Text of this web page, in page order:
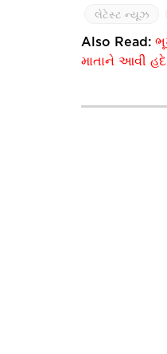
લેટેસ્ટ ન્યૂઝ
Also Read:
માતાને આવી